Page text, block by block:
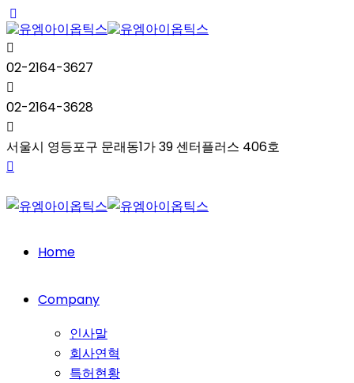
02-2164-3627
02-2164-3628
서울시 영등포구 문래동1가 39 센터플러스 406호
Home
Company
인사말
회사연혁
특허현황